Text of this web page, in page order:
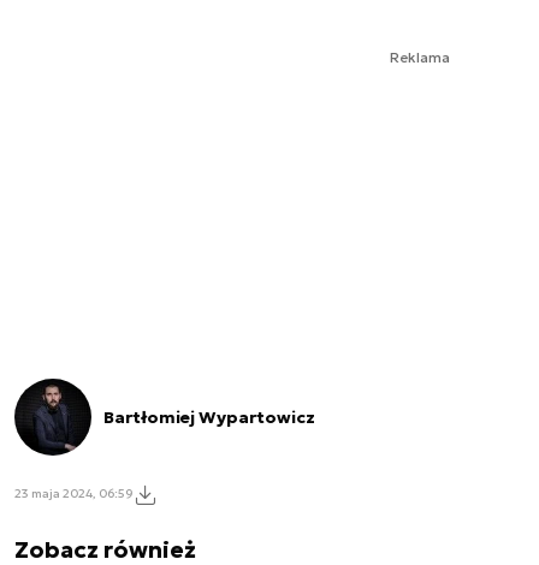
Reklama
Bartłomiej Wypartowicz
23 maja 2024, 06:59
Zobacz również